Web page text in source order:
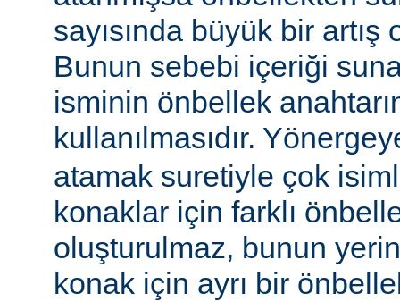
sayısında büyük bir
Bunun sebebi içeriği
isminin önbellek
kullanılmasıdır.
atamak suretiyle çok
konaklar için farklı
oluşturulmaz, bunun
konak için ayrı bir